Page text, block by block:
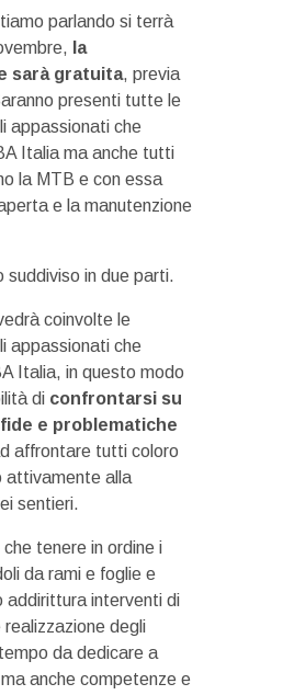
parlando si terrà
la
sarà gratuita, previa
presenti tutte le
appassionati che
Italia ma anche tutti
la MTB e con essa
e la manutenzione
suddiviso in due parti.
coinvolte le
appassionati che
Italia, in questo modo
di confrontarsi su
e problematiche
affrontare tutti coloro
attivamente alla
sentieri.
tenere in ordine i
da rami e foglie e
addirittura interventi di
degli
da dedicare a
anche competenze e